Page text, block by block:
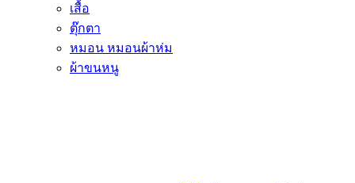
เสื้อ
ตุ๊กตา
หมอน หมอนผ้าห่ม
ผ้าขนหนู